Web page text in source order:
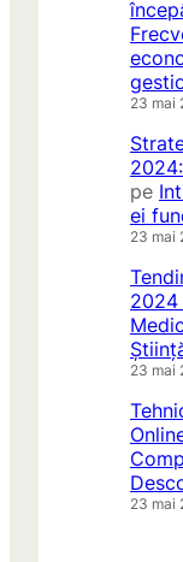
23 mai
pe
ei
23 mai
2024
23 mai
23 mai